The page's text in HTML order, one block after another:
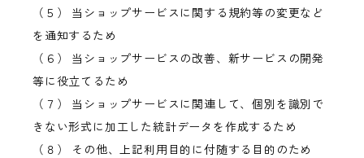
（５） 当ショップサービスに関する規約等の変更など
を通知するため
（６） 当ショップサービスの改善、新サービスの開発
等に役立てるため
（７） 当ショップサービスに関連して、個別を識別で
きない形式に加工した統計データを作成するため
（８） その他、上記利用目的に付随する目的のため